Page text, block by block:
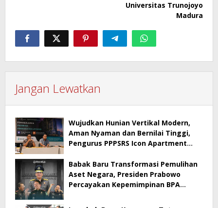
Universitas Trunojoyo
Madura
Jangan Lewatkan
Wujudkan Hunian Vertikal Modern,
Aman Nyaman dan Bernilai Tinggi,
Pengurus PPPSRS Icon Apartment
Apps
Babak Baru Transformasi Pemulihan
Aset Negara, Presiden Prabowo
Percayakan Kepemimpinan BPA